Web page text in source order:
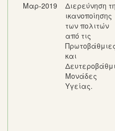
Μαρ-2019
Διερεύνηση
ικανοποίησης
των πολιτών
από τις
και
Μονάδες
Υγείας.